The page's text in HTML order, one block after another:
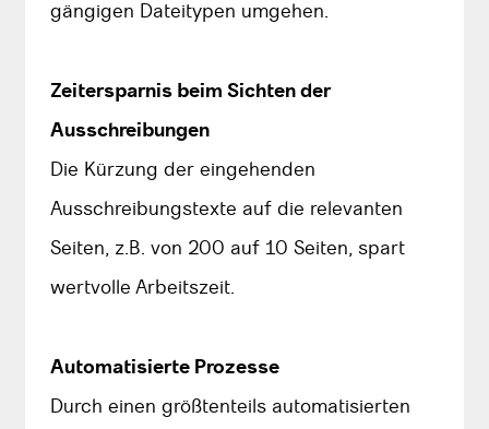
gängigen Dateitypen umgehen.
Zeitersparnis beim Sichten der
Ausschreibungen
Die Kürzung der eingehenden
Ausschreibungstexte auf die relevanten
Seiten, z.B. von 200 auf 10 Seiten, spart
wertvolle Arbeitszeit.
Automatisierte Prozesse
Durch einen größtenteils automatisierten